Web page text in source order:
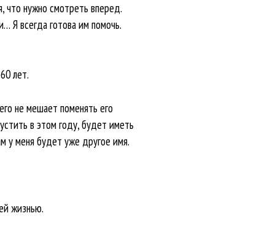
что нужно смотреть вперед.
Я всегда готова им помочь.
лет.
не мешает поменять его
в этом году, будет иметь
у меня будет уже другое имя.
жизнью.